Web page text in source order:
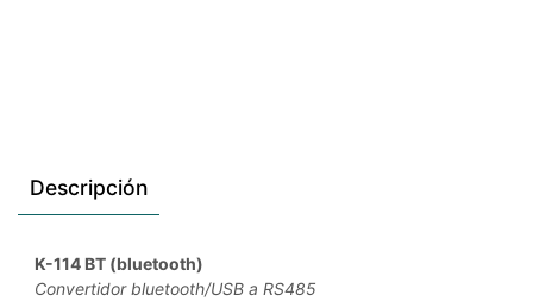
Descripción
K-114 BT (bluetooth)
Convertidor bluetooth/USB a RS485